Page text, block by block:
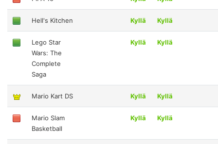
Hell's Kitchen Kyllä Kyllä
Lego Star
Wars: The
Complete
Saga
Kyllä Kyllä
Mario Kart DS Kyllä Kyllä
Mario Slam
Basketball
Kyllä Kyllä